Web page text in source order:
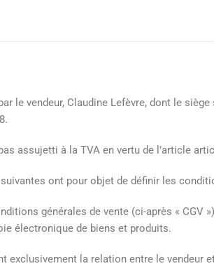
le vendeur, Claudine Lefèvre, dont le
assujetti à la TVA en vertu de l’article
ont pour objet de définir les
générales de vente (ci-après «
électronique de biens et produits.
exclusivement la relation entre le vendeur